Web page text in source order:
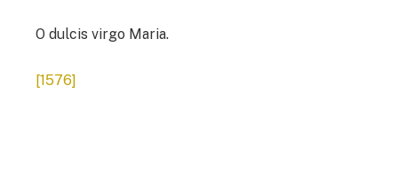
O dulcis virgo Maria.
[1576]